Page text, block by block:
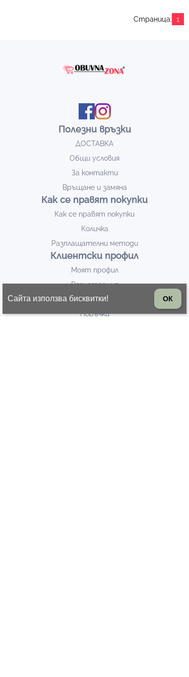
Страница: 1
Полезни връзки
ДОСТАВКА
Общи условия
За контакти
Връщане и замяна
Как се правят покупки
Как се правят покупки
Количка
Разплащателни методи
Клиентски профил
Моят профил
Регистрация
За връзка с нас
Поръчки
Сайта използва бисквитки! ОК